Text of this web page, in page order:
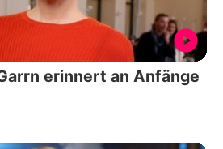
erinnert an Anfänge